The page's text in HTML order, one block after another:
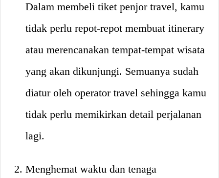
Dalam membeli tiket penjor travel, kamu
tidak perlu repot-repot membuat itinerary
atau merencanakan tempat-tempat wisata
yang akan dikunjungi. Semuanya sudah
diatur oleh operator travel sehingga kamu
tidak perlu memikirkan detail perjalanan
lagi.
Menghemat waktu dan tenaga